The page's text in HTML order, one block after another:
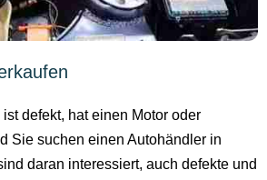
ist defekt, hat einen Motor oder
Sie suchen einen Autohändler in
daran interessiert, auch defekte und